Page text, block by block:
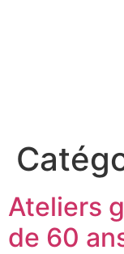
Ateliers
de 60